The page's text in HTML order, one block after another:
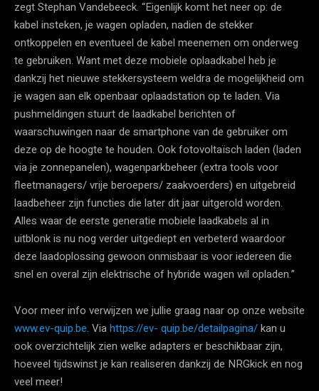
zegt Stephan Vandebeeck. “Eigenlijk komt het neer op: de
kabel insteken, je wagen opladen, nadien de stekker
ontkoppelen en eventueel de kabel meenemen om onderweg
te gebruiken. Want met deze mobiele oplaadkabel heb je
dankzij het nieuwe stekkersysteem weldra de mogelijkheid om
je wagen aan elk openbaar oplaadstation op te laden. Via
pushmeldingen stuurt de laadkabel berichten of
waarschuwingen naar de smartphone van de gebruiker om
deze op de hoogte te houden. Ook fotovoltaïsch laden (laden
via je zonnepanelen), wagenparkbeheer (extra tools voor
fleetmanagers/ vrije beroepers/ zaakvoerders) en uitgebreid
laadbeheer zijn functies die later dit jaar uitgerold worden.
Alles waar de eerste generatie mobiele laadkabels al in
uitblonk is nu nog verder uitgediept en verbeterd waardoor
deze laadoplossing gewoon onmisbaar is voor iedereen die
snel en overal zijn elektrische of hybride wagen wil opladen.”
Voor meer info verwijzen we jullie graag naar op onze website
www.ev-quip.be. Viahttps://ev- quip.be/detailpagina/kan u
ook overzichtelijk zien welke adapters er beschikbaar zijn,
hoeveel tijdswinst je kan realiseren dankzij de NRGkick en nog
veel meer!